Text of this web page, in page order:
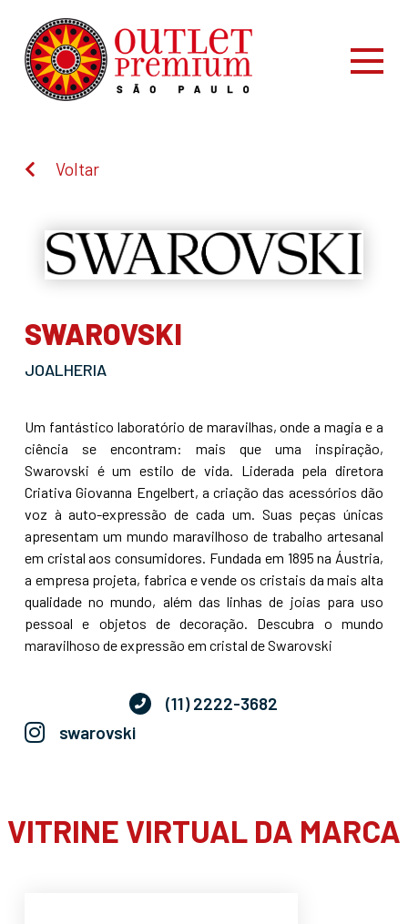
Voltar
SWAROVSKI
JOALHERIA
Um fantástico laboratório de maravilhas, onde a magia e a
ciência se encontram: mais que uma inspiração,
Swarovski é um estilo de vida. Liderada pela diretora
Criativa Giovanna Engelbert, a criação das acessórios dão
voz à auto-expressão de cada um. Suas peças únicas
apresentam um mundo maravilhoso de trabalho artesanal
em cristal aos consumidores. Fundada em 1895 na Áustria,
a empresa projeta, fabrica e vende os cristais da mais alta
qualidade no mundo, além das linhas de joias para uso
pessoal e objetos de decoração. Descubra o mundo
maravilhoso de expressão em cristal de Swarovski
(11) 2222-3682
swarovski
VITRINE VIRTUAL DA MARCA